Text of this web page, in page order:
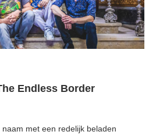
Endless Border
met een redelijk beladen